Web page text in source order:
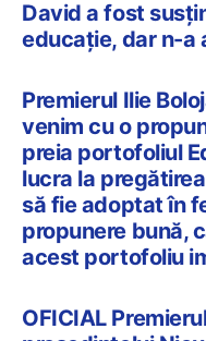
David a fost
educație, dar n-a
Premierul Ilie
venim cu o
preia portofoliul
lucra la
să fie adoptat în
propunere bună,
acest portofoliu
OFICIAL